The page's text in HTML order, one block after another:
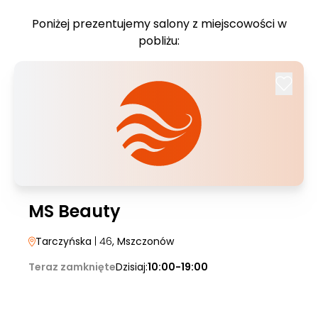
Poniżej prezentujemy salony z miejscowości w
pobliżu:
MS Beauty
Tarczyńska | 46, Mszczonów
Teraz zamknięteDzisiaj:10:00-19:00